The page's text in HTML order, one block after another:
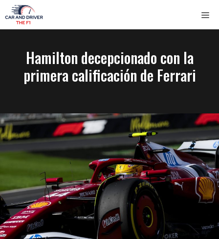
Saltar
al
contenido
Hamilton decepcionado con la
primera calificación de Ferrari